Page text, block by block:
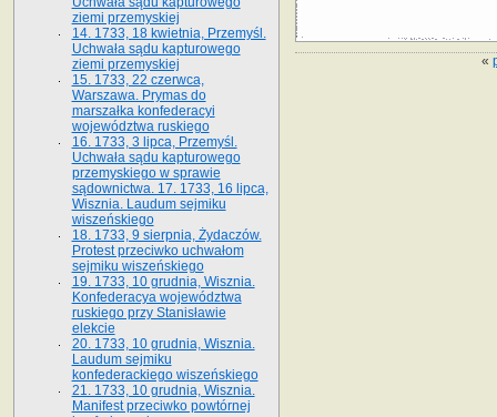
«
ziemi przemyskiej
14. 1733, 18 kwietnia, Przemyśl.
Uchwała sądu kapturowego
ziemi przemyskiej
15. 1733, 22 czerwca,
Warszawa. Prymas do
marszałka konfederacyi
województwa ruskiego
16. 1733, 3 lipca, Przemyśl.
Uchwała sądu kapturowego
przemyskiego w sprawie
sądownictwa. 17. 1733, 16 lipca,
Wisznia. Laudum sejmiku
wiszeńskiego
18. 1733, 9 sierpnia, Żydaczów.
Protest przeciwko uchwałom
sejmiku wiszeńskiego
19. 1733, 10 grudnia, Wisznia.
Konfederacya województwa
ruskiego przy Stanisławie
elekcie
20. 1733, 10 grudnia, Wisznia.
Laudum sejmiku
konfederackiego wiszeńskiego
21. 1733, 10 grudnia, Wisznia.
Manifest przeciwko powtórnej